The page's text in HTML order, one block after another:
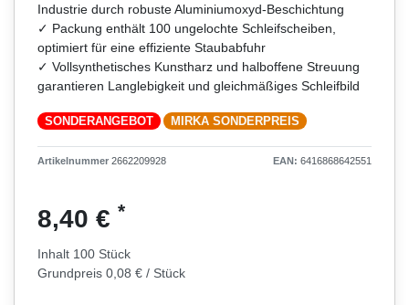
Industrie durch robuste Aluminiumoxyd-Beschichtung
✓ Packung enthält 100 ungelochte Schleifscheiben,
optimiert für eine effiziente Staubabfuhr
✓ Vollsynthetisches Kunstharz und halboffene Streuung
garantieren Langlebigkeit und gleichmäßiges Schleifbild
SONDERANGEBOT MIRKA SONDERPREIS
Artikelnummer 2662209928 EAN: 6416868642551
8,40 € *
Inhalt 100 Stück
Grundpreis 0,08 € / Stück